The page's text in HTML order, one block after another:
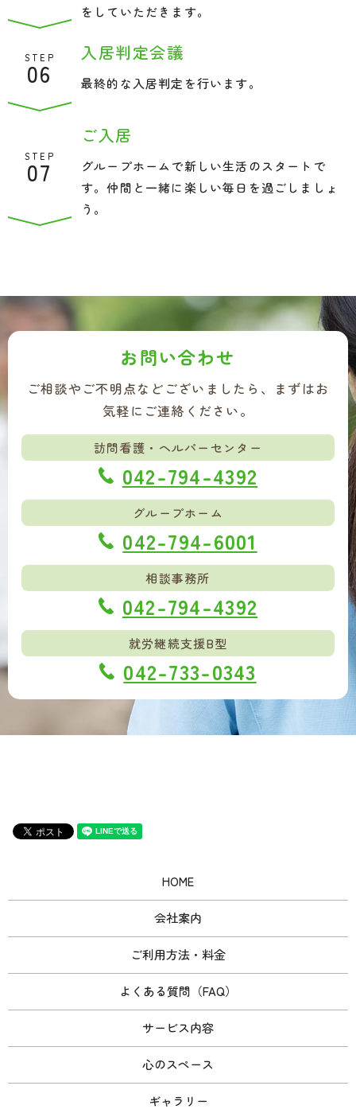
をしていただきます。
STEP
06
入居判定会議
最終的な入居判定を行います。
STEP
07
ご入居
グループホームで新しい生活のスタートで
す。仲間と一緒に楽しい毎日を過ごしましょ
う。
お問い合わせ
ご相談やご不明点などございましたら、まずはお
気軽にご連絡ください。
訪問看護・ヘルパーセンター
042-794-4392
グループホーム
042-794-6001
相談事務所
042-794-4392
就労継続支援B型
042-733-0343
HOME
会社案内
ご利用方法・料金
よくある質問（FAQ）
サービス内容
心のスペース
ギャラリー